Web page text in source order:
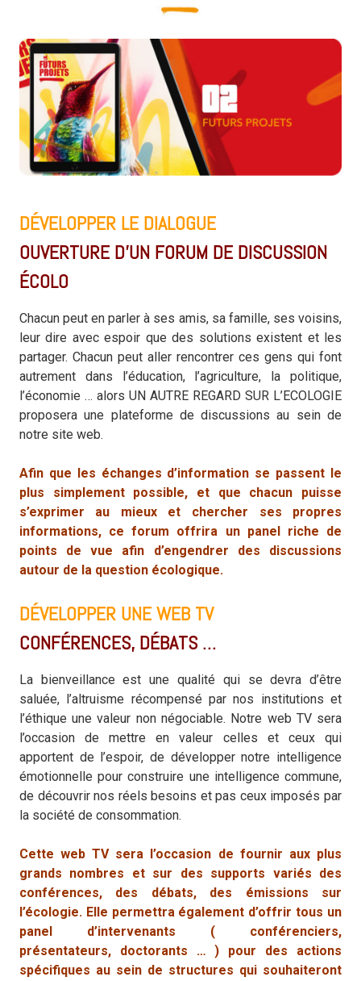
DÉVELOPPER LE DIALOGUE
OUVERTURE D’UN FORUM DE DISCUSSION
ÉCOLO
Chacun peut en parler à ses amis, sa famille, ses voisins,
leur dire avec espoir que des solutions existent et les
partager. Chacun peut aller rencontrer ces gens qui font
autrement dans l’éducation, l’agriculture, la politique,
l’économie … alors UN AUTRE REGARD SUR L’ECOLOGIE
proposera une plateforme de discussions au sein de
notre site web.
Afin que les échanges d’information se passent le
plus simplement possible, et que chacun puisse
s’exprimer au mieux et chercher ses propres
informations, ce forum offrira un panel riche de
points de vue afin d’engendrer des discussions
autour de la question écologique.
DÉVELOPPER UNE WEB TV
CONFÉRENCES, DÉBATS …
La bienveillance est une qualité qui se devra d’être
saluée, l’altruisme récompensé par nos institutions et
l’éthique une valeur non négociable. Notre web TV sera
l’occasion de mettre en valeur celles et ceux qui
apportent de l’espoir, de développer notre intelligence
émotionnelle pour construire une intelligence commune,
de découvrir nos réels besoins et pas ceux imposés par
la société de consommation.
Cette web TV sera l’occasion de fournir aux plus
grands nombres et sur des supports variés des
conférences, des débats, des émissions sur
l’écologie. Elle permettra également d’offrir tous un
panel d’intervenants ( conférenciers,
présentateurs, doctorants … ) pour des actions
spécifiques au sein de structures qui souhaiteront